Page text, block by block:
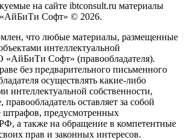
на сайте ibtconsult.ru материалы
Софт» © 2026.
что любые материалы, размещенные
интеллектуальной
«АйБиТи Софт» (правообладателя).
без предварительного письменного
осуществлять какие-либо
интеллектуальной собственности,
оставляет за собой
штрафов, предусмотренных
РФ, а также на обращение в компетентные
прав и законных интересов.